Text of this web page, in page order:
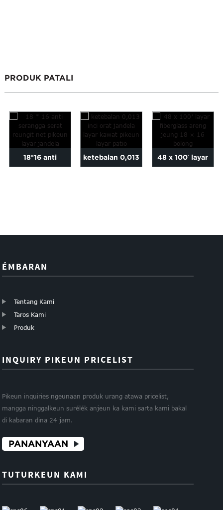
PRODUK PATALI
18*16 anti ketebalan 0,013 48 x 100′ layar
ÉMBARAN
Tentang Kami
Taros Kami
Produk
INQUIRY PIKEUN PRICELIST
Pikeun inquiries ngeunaan produk urang atawa pricelist,
mangga ninggalkeun surélék anjeun ka kami sarta kami bakal
di kabaran dina 24 jam.
PANANYAAN
TUTURKEUN KAMI